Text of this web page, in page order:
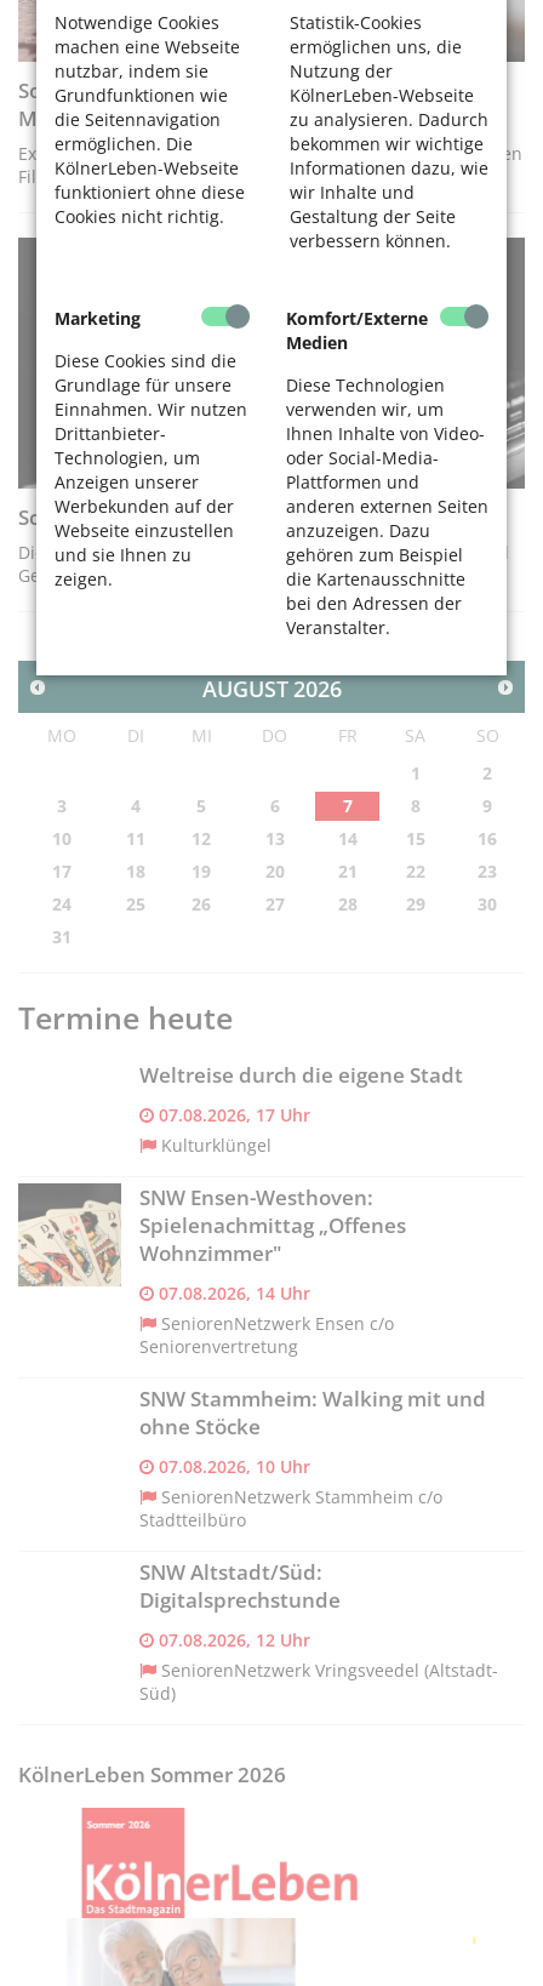
Notwendige Cookies
machen eine Webseite
nutzbar, indem sie
Grundfunktionen wie
die Seitennavigation
ermöglichen. Die
KölnerLeben-Webseite
funktioniert ohne diese
Cookies nicht richtig.
Statistik-Cookies
ermöglichen uns, die
Nutzung der
KölnerLeben-Webseite
zu analysieren. Dadurch
bekommen wir wichtige
Informationen dazu, wie
wir Inhalte und
Gestaltung der Seite
verbessern können.
Marketing
Diese Cookies sind die
Grundlage für unsere
Einnahmen. Wir nutzen
Drittanbieter-
Technologien, um
Anzeigen unserer
Werbekunden auf der
Webseite einzustellen
und sie Ihnen zu
zeigen.
Komfort/Externe
Medien
Diese Technologien
verwenden wir, um
Ihnen Inhalte von Video-
oder Social-Media-
Plattformen und
anderen externen Seiten
anzuzeigen. Dazu
gehören zum Beispiel
die Kartenausschnitte
bei den Adressen der
Veranstalter.
Sonnenbrille kaufen – So finden Sie das richtige
Modell
Expertentipps rund um UV- und Blendschutz bis zur richtigen
Filterkategorie, Passform und Qualität
Schreibwettbewerb der Volkshochschule Köln
Die Volkshochschule Köln sucht die besten Geschichten und
Gedichte
AUGUST2026
MO DI MI DO FR SA
SO
1
2
3
4 5 6 7 8
9
10
11 12 13 14 15
16
17
18 19 20 21 22
23
24
25 26 27 28 29
30
31
Termine heute
Weltreise durch die eigene Stadt
07.08.2026, 17 Uhr
Kulturklüngel
SNW Ensen-Westhoven:
Spielenachmittag „Offenes
Wohnzimmer"
07.08.2026, 14 Uhr
SeniorenNetzwerk Ensen c/o
Seniorenvertretung
SNW Stammheim: Walking mit und
ohne Stöcke
07.08.2026, 10 Uhr
SeniorenNetzwerk Stammheim c/o
Stadtteilbüro
SNW Altstadt/Süd:
Digitalsprechstunde
07.08.2026, 12 Uhr
SeniorenNetzwerk Vringsveedel (Altstadt-
Süd)
KölnerLeben Sommer 2026